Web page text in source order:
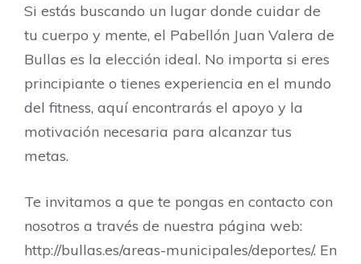
Si estás buscando un lugar donde cuidar de
tu cuerpo y mente, el Pabellón Juan Valera de
Bullas es la elección ideal. No importa si eres
principiante o tienes experiencia en el mundo
del fitness, aquí encontrarás el apoyo y la
motivación necesaria para alcanzar tus
metas.
Te invitamos a que te pongas en contacto con
nosotros a través de nuestra página web:
http://bullas.es/areas-municipales/deportes/. En